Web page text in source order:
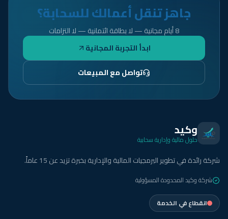
جاهز تنقل أعمالك للسحابة؟
8 أيام مجانية — لا بطاقة ائتمانية — لا التزامات
ابدأ التجربة المجانية
تواصل مع المبيعات
وكيد
حلول مالية وإدارية سحابية
شركة رائدة في تطوير البرمجيات المالية والإدارية بخبرة تزيد عن 15 عاماً.
شركة وكيد المحدودة المسؤولية
انقطاع في الخدمة